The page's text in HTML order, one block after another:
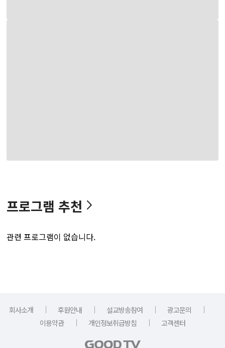
프로그램 추천
관련 프로그램이 없습니다.
회사소개 ｜ 후원안내 ｜ 설교방송참여 ｜ 광고문의
｜
이용약관
｜ 개인정보취급방침 ｜ 고객센터